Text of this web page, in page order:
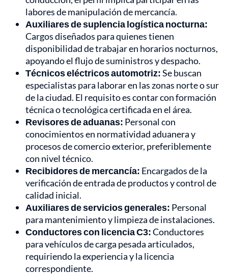
labores de manipulación de mercancía.
Auxiliares de suplencia logística nocturna:
Cargos diseñados para quienes tienen
disponibilidad de trabajar en horarios nocturnos,
apoyando el flujo de suministros y despacho.
Técnicos eléctricos automotriz:Se buscan
especialistas para laborar en las zonas norte o sur
de la ciudad. El requisito es contar con formación
técnica o tecnológica certificada en el área.
Revisores de aduanas: Personal con
conocimientos en normatividad aduanera y
procesos de comercio exterior, preferiblemente
con nivel técnico.
Recibidores de mercancía: Encargados de la
verificación de entrada de productos y control de
calidad inicial.
Auxiliares de servicios generales: Personal
para mantenimiento y limpieza de instalaciones.
Conductores con licencia C3:Conductores
para vehículos de carga pesada articulados,
requiriendo la experiencia y la licencia
correspondiente.